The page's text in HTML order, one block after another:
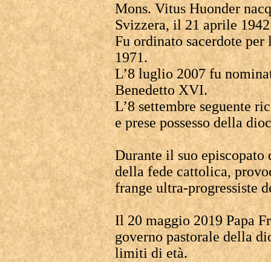
Mons. Vitus Huonder
Svizzera, il 21 aprile
Fu ordinato sacerdote
1971.
L’8 luglio 2007 fu
Benedetto XVI.
L’8 settembre seguente
e prese possesso della
Durante il suo episcopato
della fede cattolica,
frange ultra-progressiste
Il 20 maggio 2019 Papa
governo pastorale della
limiti di età.